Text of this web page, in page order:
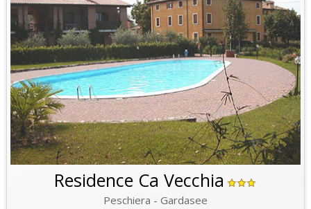
Residence Ca Vecchia
Peschiera - Gardasee